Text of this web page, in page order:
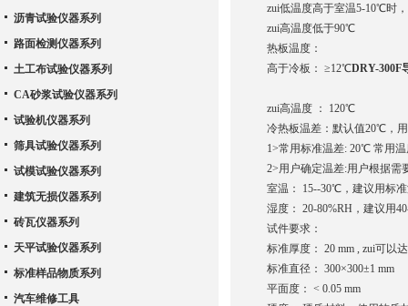
zui低温度高于室温5-10℃时
zui高温度低于90℃
热板温度：
高于冷板： ≥12℃DRY-300F
zui高温度 ： 120℃
冷热板温差：默认值20℃，
1>常用标准温差: 20℃ 常用
2>用户确定温差:用户根据
室温： 15--30℃，建议用标
湿度： 20-80%RH，建议用
试件要求：
标准厚度： 20 mm , zui可以
标准直径： 300×300±1 mm
平面度： < 0.05 mm
沥青试验仪器系列
路面检测仪器系列
土工布试验仪器系列
CA砂浆试验仪器系列
试验机仪器系列
筛具试验仪器系列
试模试验仪器系列
建筑无损仪器系列
砖瓦仪器系列
天平试验仪器系列
标准样品物质系列
汽车维修工具